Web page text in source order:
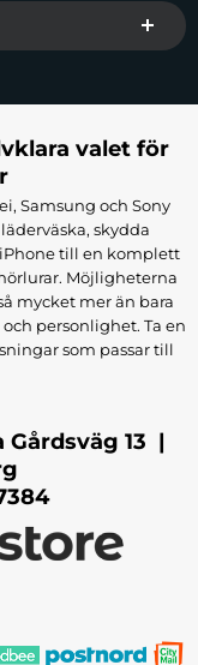
valet för
Samsung och Sony
skydda
till en komplett
Möjligheterna
mycket mer än bara
personlighet. Ta en
som passar till
13 |